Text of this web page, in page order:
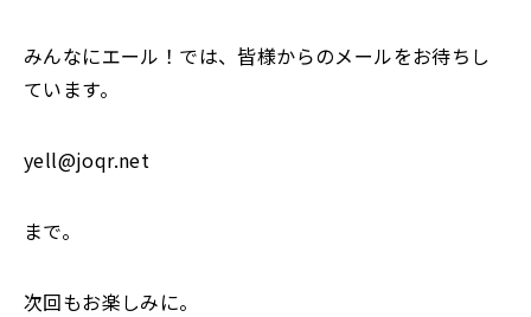
みんなにエール！では、皆様からのメールをお待ちし
ています。
yell@joqr.net
まで。
次回もお楽しみに。